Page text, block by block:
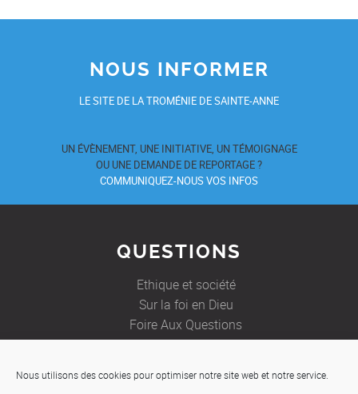
Nous utilisons des cookies pour optimiser notre site web et notre service.
NOUS INFORMER
LE SITE DE LA TROMÉNIE DE SAINTE-ANNE
UN ÉVÈNEMENT, UNE INITIATIVE, UN TÉMOIGNAGE
OU UNE DEMANDE DE REPORTAGE ?
COMMUNIQUEZ-NOUS VOS INFOS
QUESTIONS
Ethique et société
Sur la foi en Dieu
Foire Aux Questions